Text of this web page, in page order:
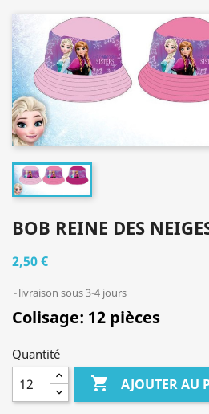
BOB REINE DES
2,50 €
livraison sous 3-4 jours
Colisage: 12 pièces
Quantité
 AJOUTER AU